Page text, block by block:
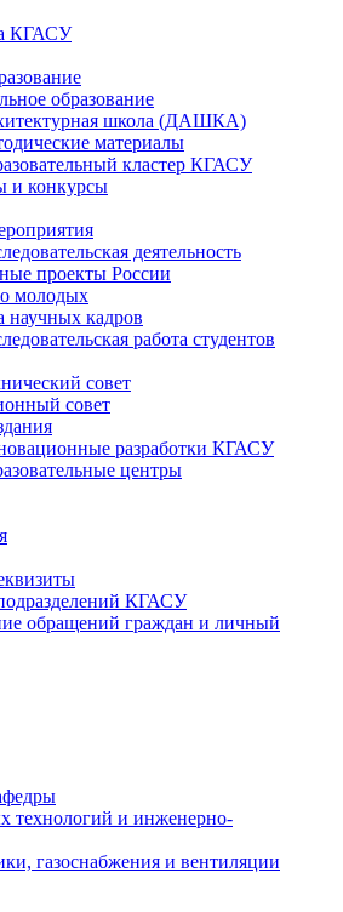
КГАСУ
образование
школа (ДАШКА)
материалы
кластер КГАСУ
и конкурсы
деятельность
проекты России
молодых
научных кадров
работа студентов
совет
совет
разработки КГАСУ
центры
КГАСУ
обращений граждан и личный
технологий и инженерно-
газоснабжения и вентиляции